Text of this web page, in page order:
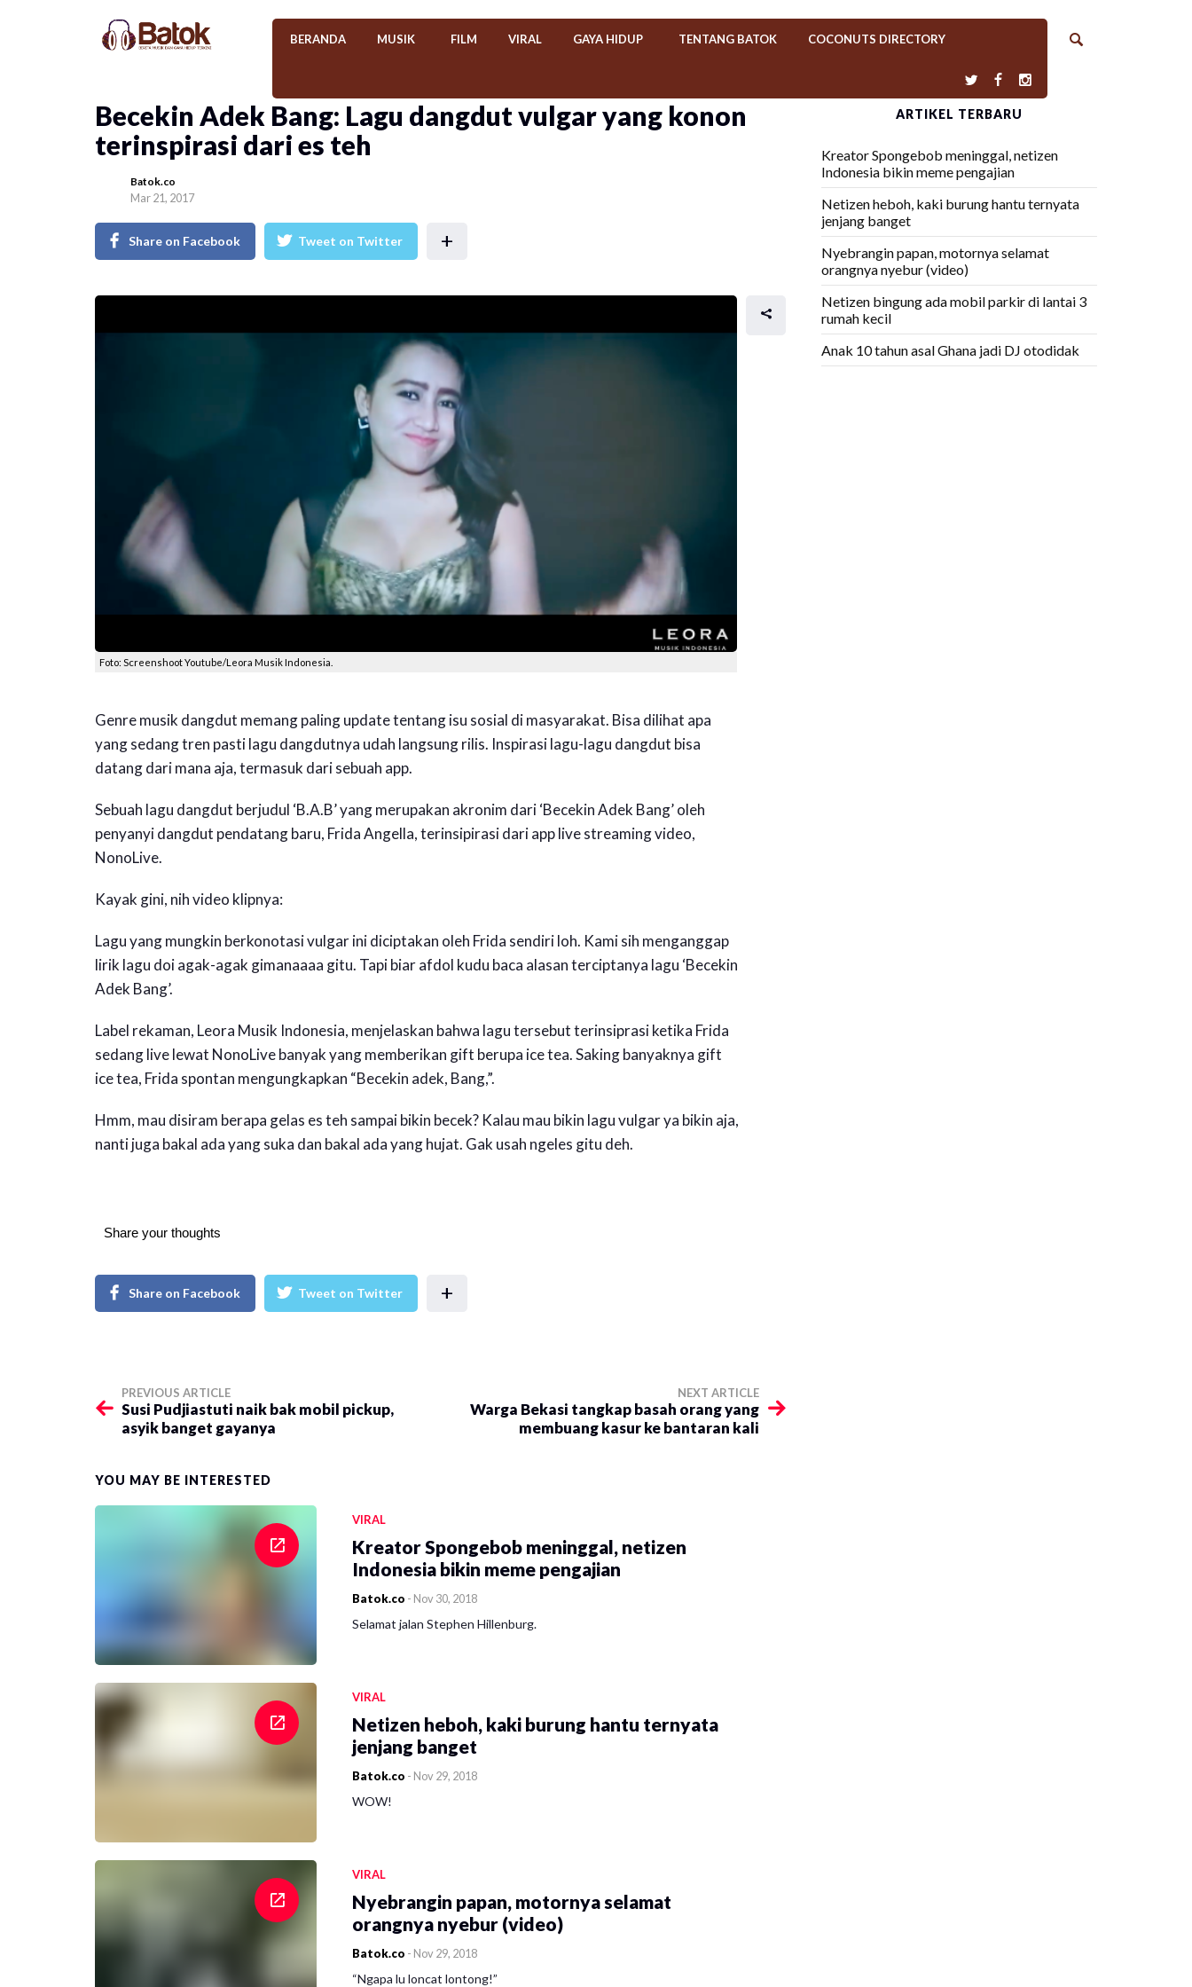
BERANDA MUSIK FILM VIRAL GAYA HIDUP TENTANG BATOK COCONUTS DIRECTORY
Becekin Adek Bang: Lagu dangdut vulgar yang konon
terinspirasi dari es teh
Batok.co
Mar 21, 2017
Share on Facebook Tweet on Twitter +
Foto: Screenshoot Youtube/Leora Musik Indonesia.
Genre musik dangdut memang paling update tentang isu sosial di masyarakat. Bisa dilihat apa
yang sedang tren pasti lagu dangdutnya udah langsung rilis. Inspirasi lagu-lagu dangdut bisa
datang dari mana aja, termasuk dari sebuah app.
Sebuah lagu dangdut berjudul ‘B.A.B’ yang merupakan akronim dari ‘Becekin Adek Bang’ oleh
penyanyi dangdut pendatang baru, Frida Angella, terinsipirasi dari app live streaming video,
NonoLive.
Kayak gini, nih video klipnya:
Lagu yang mungkin berkonotasi vulgar ini diciptakan oleh Frida sendiri loh. Kami sih menganggap
lirik lagu doi agak-agak gimanaaaa gitu. Tapi biar afdol kudu baca alasan terciptanya lagu ‘Becekin
Adek Bang’.
Label rekaman, Leora Musik Indonesia, menjelaskan bahwa lagu tersebut terinsiprasi ketika Frida
sedang live lewat NonoLive banyak yang memberikan gift berupa ice tea. Saking banyaknya gift
ice tea, Frida spontan mengungkapkan “Becekin adek, Bang,”.
Hmm, mau disiram berapa gelas es teh sampai bikin becek? Kalau mau bikin lagu vulgar ya bikin aja,
nanti juga bakal ada yang suka dan bakal ada yang hujat. Gak usah ngeles gitu deh.
Share your thoughts
Share on Facebook Tweet on Twitter +
PREVIOUS ARTICLE
Susi Pudjiastuti naik bak mobil pickup,
asyik banget gayanya
NEXT ARTICLE
Warga Bekasi tangkap basah orang yang
membuang kasur ke bantaran kali
YOU MAY BE INTERESTED
VIRAL
Kreator Spongebob meninggal, netizen
Indonesia bikin meme pengajian
Batok.co - Nov 30, 2018
Selamat jalan Stephen Hillenburg.
VIRAL
Netizen heboh, kaki burung hantu ternyata
jenjang banget
Batok.co - Nov 29, 2018
WOW!
VIRAL
Nyebrangin papan, motornya selamat
orangnya nyebur (video)
Batok.co - Nov 29, 2018
“Ngapa lu loncat lontong!”
ARTIKEL TERBARU
Kreator Spongebob meninggal, netizen
Indonesia bikin meme pengajian
Netizen heboh, kaki burung hantu ternyata
jenjang banget
Nyebrangin papan, motornya selamat
orangnya nyebur (video)
Netizen bingung ada mobil parkir di lantai 3
rumah kecil
Anak 10 tahun asal Ghana jadi DJ otodidak